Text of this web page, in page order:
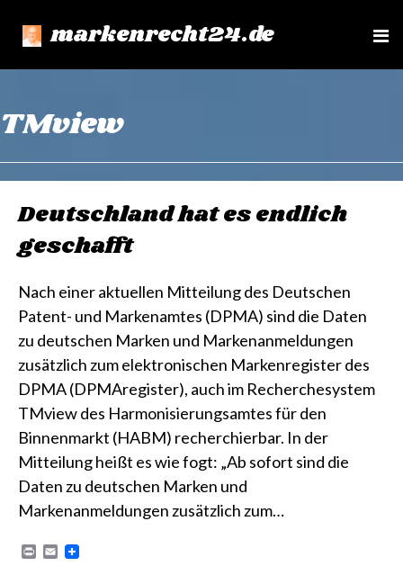
markenrecht24.de
e
TMview
Deutschland hat es endlich
geschafft
Nach einer aktuellen Mitteilung des Deutschen
Patent- und Markenamtes (DPMA) sind die Daten
zu deutschen Marken und Markenanmeldungen
zusätzlich zum elektronischen Markenregister des
DPMA (DPMAregister), auch im Recherchesystem
TMview des Harmonisierungsamtes für den
Binnenmarkt (HABM) recherchierbar. In der
Mitteilung heißt es wie fogt: „Ab sofort sind die
Daten zu deutschen Marken und
Markenanmeldungen zusätzlich zum…
E